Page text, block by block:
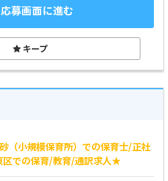
応募画面に進む
キープ
（小規模保育所）での保育士/正社
での保育/教育/通訳求人★